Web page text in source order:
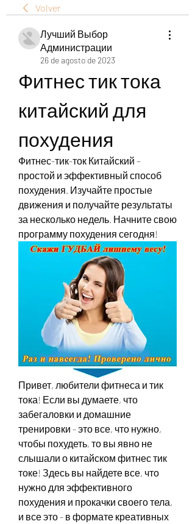
Volver
Лучший Выбор
Администрации
26 de agosto de 2023
Фитнес тик тока
китайский для
похудения
Фитнес-тик-ток Китайский –
простой и эффективный способ
похудения. Изучайте простые
движения и получайте результаты
за несколько недель. Начните свою
программу похудения сегодня!
Привет, любители фитнеса и тик
тока! Если вы думаете, что
забегаловки и домашние
тренировки - это все, что нужно,
чтобы похудеть, то вы явно не
слышали о китайском фитнес тик
токе! Здесь вы найдете все, что
нужно для эффективного
похудения и прокачки своего тела,
и все это - в формате креативных